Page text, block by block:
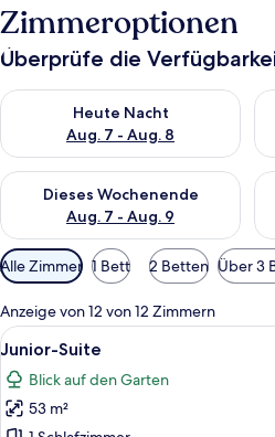
Zimmeroptionen
Überprüfe die
Heute Nacht
Aug. 7 - Aug. 8
Überprüfe die Verfügbarkeit für
Dieses Wochenende
Aug. 7 - Aug. 9
Überprüfe die Verfügbarkeit für
Verfügbare
Filter
für
Zimmer
Alle Zimmer 1 Bett 2 Betten Über 3
Anzeige von 12 von 12 Zimmern
Alle
Fotos
für
Junior-
14
Junior-Suite
Blick auf den Garten
53 m²